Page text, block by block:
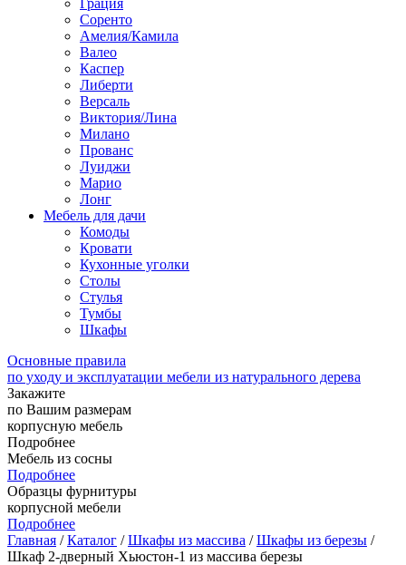
Грация
Соренто
Амелия/Камила
Валео
Каспер
Либерти
Версаль
Виктория/Лина
Милано
Прованс
Луиджи
Марио
Лонг
Мебель для дачи
Комоды
Кровати
Кухонные уголки
Столы
Стулья
Тумбы
Шкафы
Основные правила
по уходу и эксплуатации мебели из натурального дерева
Закажите
по Вашим размерам
корпусную мебель
Подробнее
Мебель из сосны
Подробнее
Образцы фурнитуры
корпусной мебели
Подробнее
Главная /Каталог /Шкафы из массива /Шкафы из березы /
Шкаф 2-дверный Хьюстон-1 из массива березы